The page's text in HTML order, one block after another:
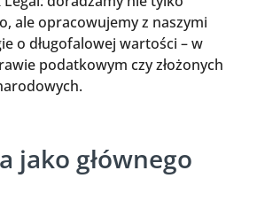
ale opracowujemy z naszymi
o długofalowej wartości – w
podatkowym czy złożonych
jako głównego